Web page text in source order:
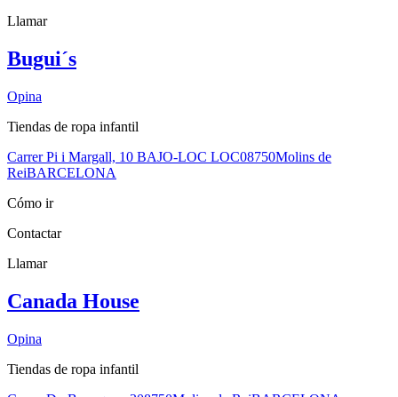
Llamar
Bugui´s
Opina
Tiendas de ropa infantil
Carrer Pi i Margall, 10 BAJO-LOC LOC08750Molins de
ReiBARCELONA
Cómo ir
Contactar
Llamar
Canada House
Opina
Tiendas de ropa infantil